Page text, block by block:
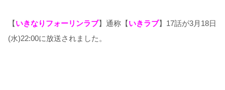
【いきなりフォーリンラブ】通称【いきラブ】17話が3月18日
(水)22:00に放送されました。